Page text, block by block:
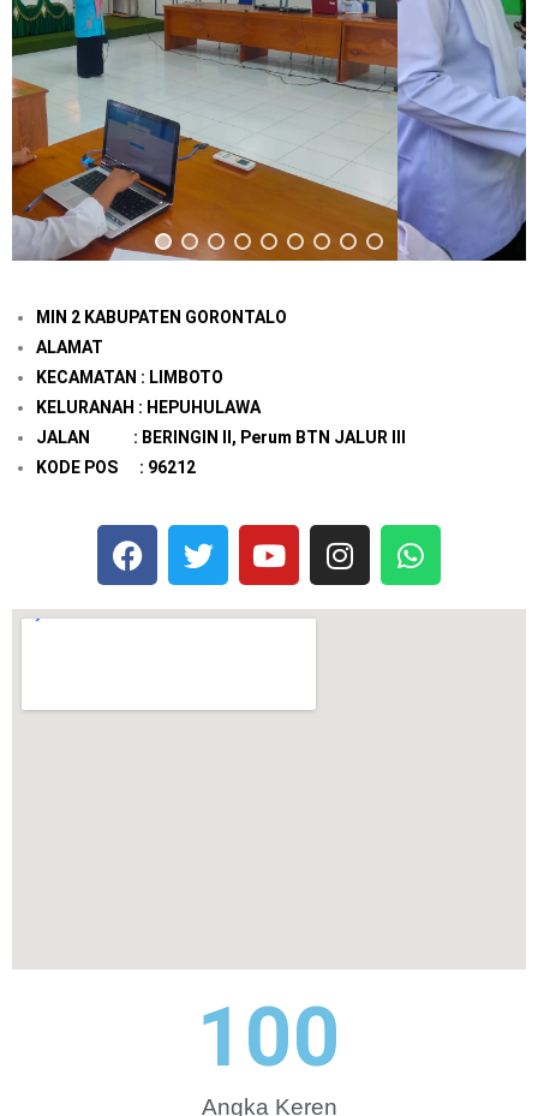
MIN 2 KABUPATEN GORONTALO
ALAMAT
KECAMATAN : LIMBOTO
KELURANAH : HEPUHULAWA
JALAN : BERINGIN II, Perum BTN JALUR III
KODE POS : 96212
Angka Keren
100